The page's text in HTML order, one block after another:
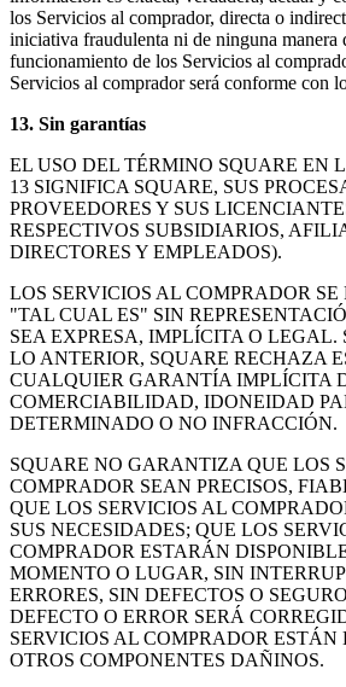
los Servicios al comprador, directa o
iniciativa fraudulenta ni de ninguna manera
funcionamiento de los Servicios al
Servicios al comprador será conforme con
13. Sin garantías
EL USO DEL TÉRMINO SQUARE EN
13 SIGNIFICA SQUARE, SUS
PROVEEDORES Y SUS
RESPECTIVOS SUBSIDIARIOS,
DIRECTORES Y EMPLEADOS).
LOS SERVICIOS AL COMPRADOR SE
"TAL CUAL ES" SIN
SEA EXPRESA, IMPLÍCITA O LEGAL.
LO ANTERIOR, SQUARE RECHAZA
CUALQUIER GARANTÍA IMPLÍCITA
COMERCIABILIDAD, IDONEIDAD
DETERMINADO O NO INFRACCIÓN.
SQUARE NO GARANTIZA QUE LOS
COMPRADOR SEAN PRECISOS,
QUE LOS SERVICIOS AL
SUS NECESIDADES; QUE LOS
COMPRADOR ESTARÁN
MOMENTO O LUGAR, SIN
ERRORES, SIN DEFECTOS O
DEFECTO O ERROR SERÁ
SERVICIOS AL COMPRADOR
OTROS COMPONENTES DAÑINOS.